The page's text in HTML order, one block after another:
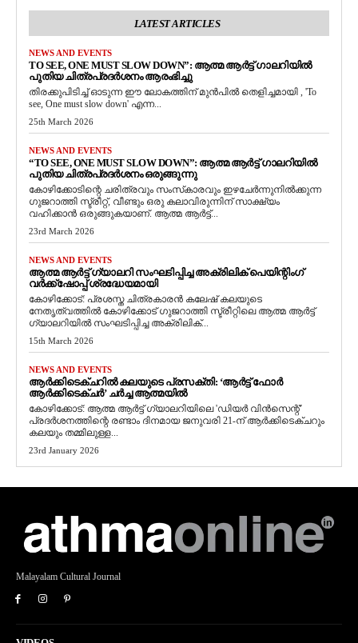
LATEST ARTICLES
NEWS AND EVENTS
TO SEE, ONE MUST SLOW DOWN”: ആത്മ ആർട്ട് ഗാലറിയിൽ
പുതിയ ചിത്രപ്രദർശനം ആരംഭിച്ചു
തിരക്കുപിടിച്ച് ഓടുന്ന ഈ ലോകത്തിന് മുൻപിൽ തെളിച്ചമായി , 'To
see, One must slow down' എന്ന...
25th March 2026
NEWS AND EVENTS
“TO SEE, ONE MUST SLOW DOWN”: ആത്മ ആർട്ട് ഗാലറിയിൽ
പുതിയ ചിത്രപ്രദർശനം ഒരുങ്ങുന്നു
കോഴിക്കോടിന്റെ ചരിത്രവും സംസ്‌കാരവും ഇഴചേർന്നുനിൽക്കുന്ന
ഗുജറാത്തി സ്ട്രീറ്റ്, വീണ്ടും ഒരു കലാവിരുന്നിന് സാക്ഷ്യം
വഹിക്കാൻ ഒരുങ്ങുകയാണ്. ആത്മ ആർട്ട്...
23rd March 2026
NEWS AND EVENTS
ആത്മ ആർട്ട് ഗ്യാലറി സംഘടിപ്പിച്ച അക്രിലിക് പെയിന്റിംഗ്
വർക്ക്‌ഷോപ്പ് ശ്രദ്ധേയമായി
കോഴിക്കോട്: പ്രശസ്ത ചിത്രകാരൻ കലേഷ് കലയുടെ
നേതൃത്വത്തിൽ കോഴിക്കോട് ഗുജറാത്തി സ്ട്രീറ്റിലെ ആത്മ ആർട്ട്
ഗ്യാലറിയിൽ സംഘടിപ്പിച്ച അക്രിലിക്...
15th March 2026
NEWS AND EVENTS
ആർക്കിടെക്ചറിൽ കലയുടെ പ്രസക്തി: ‘ആർട്ട് ഫോർ
ആർക്കിടെക്ചർ’ ചർച്ച ആത്മയിൽ
​കോഴിക്കോട്: ആത്മ ആർട്ട് ഗ്യാലറിയിലെ 'ഡിയർ വിൻസെന്റ്'
പ്രദർശനത്തിന്റെ രണ്ടാം ദിനമായ ജനുവരി 21-ന് ആർക്കിടെക്ചറും
കലയും തമ്മിലുള്ള...
23rd January 2026
Malayalam Cultural Journal